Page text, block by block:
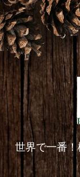
世界で一番